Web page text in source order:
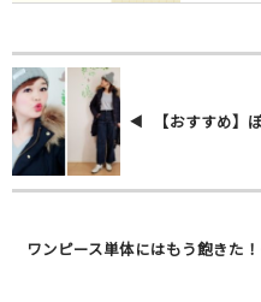
【おすすめ】
ワンピース単体にはもう飽きた